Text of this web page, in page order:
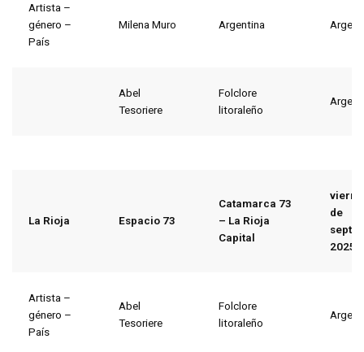
Artista –
género –
País
Milena Muro Argentina
Abel
Tesoriere
Folclore
litoraleño
La Rioja Espacio 73
Catamarca 73
– La Rioja
Capital
de
2025
Artista –
género –
País
Abel
Tesoriere
Folclore
litoraleño